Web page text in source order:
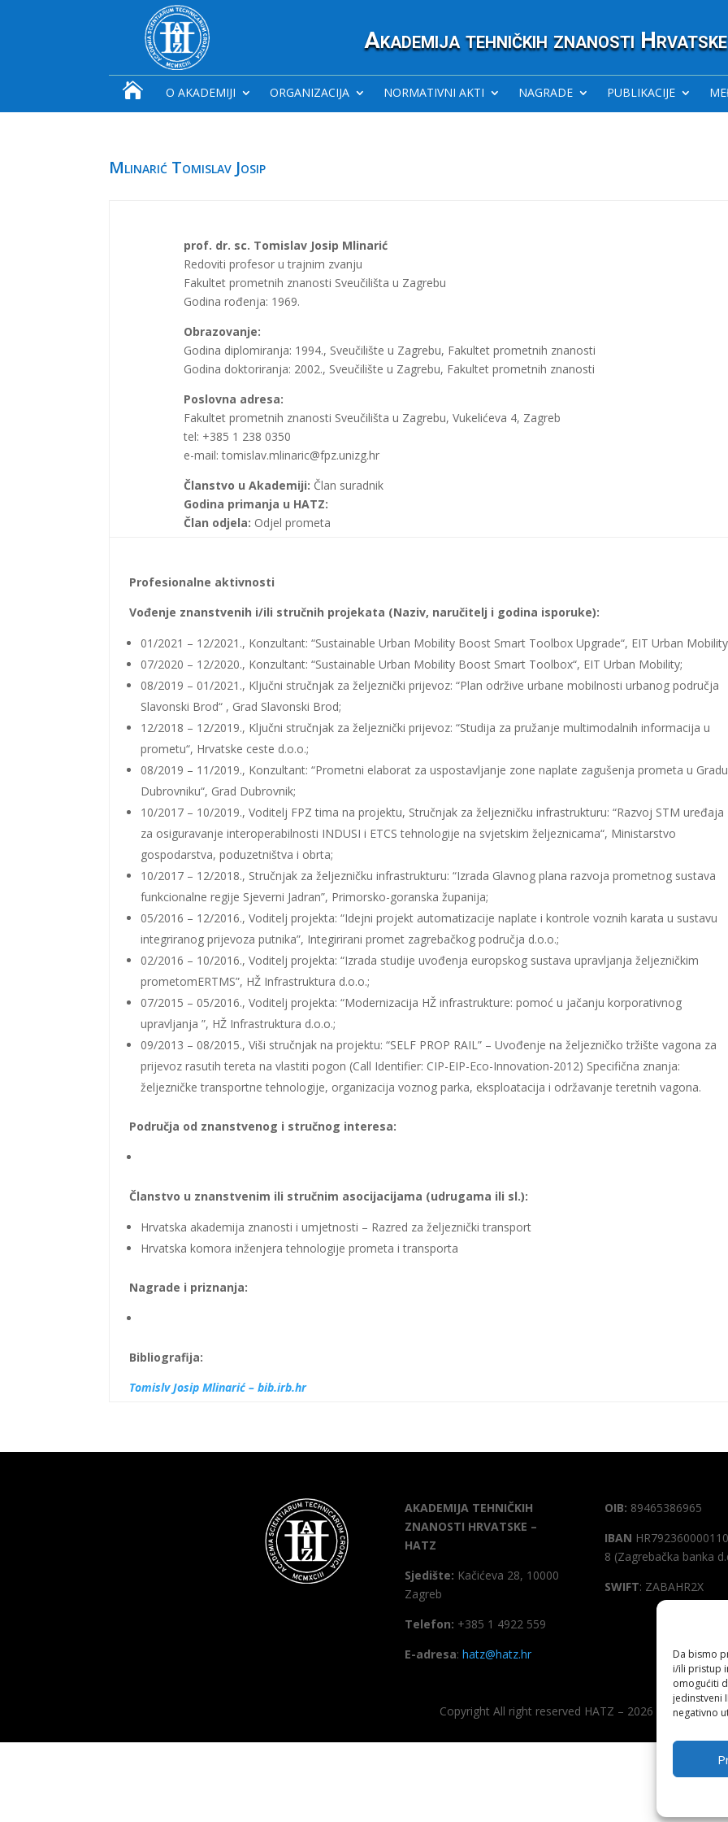
Da bismo
i/ili pristup
omogućiti
jedinstveni
negativno
Akademija tehničkih znanosti Hrvatske
 O AKADEMIJI ORGANIZACIJA NORMATIVNI AKTI NAGRADE PUBLIKACIJE
Mlinarić Tomislav Josip
prof. dr. sc. Tomislav Josip Mlinarić
Redoviti profesor u trajnim zvanju
Fakultet prometnih znanosti Sveučilišta u Zagrebu
Godina rođenja: 1969.
Obrazovanje:
Godina diplomiranja: 1994., Sveučilište u Zagrebu, Fakultet prometnih znanosti
Godina doktoriranja: 2002., Sveučilište u Zagrebu, Fakultet prometnih znanosti
Poslovna adresa:
Fakultet prometnih znanosti Sveučilišta u Zagrebu, Vukelićeva 4, Zagreb
tel: +385 1 238 0350
e-mail: tomislav.mlinaric@fpz.unizg.hr
Članstvo u Akademiji: Član suradnik
Godina primanja u HATZ:
Član odjela: Odjel prometa
Profesionalne aktivnosti
Vođenje znanstvenih i/ili stručnih projekata (Naziv, naručitelj i godina isporuke):
01/2021 – 12/2021., Konzultant: “Sustainable Urban Mobility Boost Smart Toolbox Upgrade“, EIT Urban
07/2020 – 12/2020., Konzultant: “Sustainable Urban Mobility Boost Smart Toolbox“, EIT Urban Mobility;
08/2019 – 01/2021., Ključni stručnjak za željeznički prijevoz: “Plan održive urbane mobilnosti urbanog područja
Slavonski Brod“ , Grad Slavonski Brod;
12/2018 – 12/2019., Ključni stručnjak za željeznički prijevoz: “Studija za pružanje multimodalnih informacija u
prometu“, Hrvatske ceste d.o.o.;
08/2019 – 11/2019., Konzultant: “Prometni elaborat za uspostavljanje zone naplate zagušenja prometa u Gradu
Dubrovniku“, Grad Dubrovnik;
10/2017 – 10/2019., Voditelj FPZ tima na projektu, Stručnjak za željezničku infrastrukturu: “Razvoj STM uređaja
za osiguravanje interoperabilnosti INDUSI i ETCS tehnologije na svjetskim željeznicama“, Ministarstvo
gospodarstva, poduzetništva i obrta;
10/2017 – 12/2018., Stručnjak za željezničku infrastrukturu: “Izrada Glavnog plana razvoja prometnog sustava
funkcionalne regije Sjeverni Jadran”, Primorsko-goranska županija;
05/2016 – 12/2016., Voditelj projekta: “Idejni projekt automatizacije naplate i kontrole voznih karata u sustavu
integriranog prijevoza putnika”, Integirirani promet zagrebačkog područja d.o.o.;
02/2016 – 10/2016., Voditelj projekta: “Izrada studije uvođenja europskog sustava upravljanja željezničkim
prometomERTMS”, HŽ Infrastruktura d.o.o.;
07/2015 – 05/2016., Voditelj projekta: “Modernizacija HŽ infrastrukture: pomoć u jačanju korporativnog
upravljanja ”, HŽ Infrastruktura d.o.o.;
09/2013 – 08/2015., Viši stručnjak na projektu: “SELF PROP RAIL” – Uvođenje na željezničko tržište vagona za
prijevoz rasutih tereta na vlastiti pogon (Call Identifier: CIP-EIP-Eco-Innovation-2012) Specifična znanja:
željezničke transportne tehnologije, organizacija voznog parka, eksploatacija i održavanje teretnih vagona.
Područja od znanstvenog i stručnog interesa:
Članstvo u znanstvenim ili stručnim asocijacijama (udrugama ili sl.):
Hrvatska akademija znanosti i umjetnosti – Razred za željeznički transport
Hrvatska komora inženjera tehnologije prometa i transporta
Nagrade i priznanja:
Bibliografija:
Tomislv Josip Mlinarić – bib.irb.hr
AKADEMIJA TEHNIČKIH
ZNANOSTI HRVATSKE –
HATZ
Sjedište: Kačićeva 28, 10000
Zagreb
Telefon: +385 1 4922 559
E-adresa: hatz@hatz.hr
OIB: 89465386965
IBAN
8 (Zagrebačka banka
SWIFT: ZABAHR2X
Copyright All right reserved HATZ – 2026